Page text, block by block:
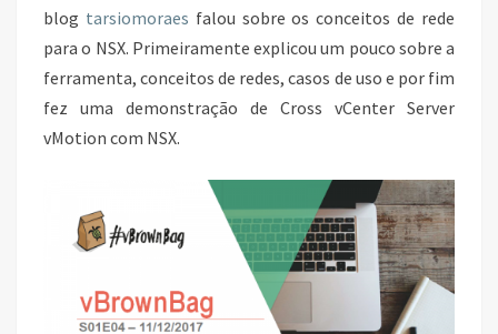
blog tarsiomoraes falou sobre os conceitos de rede
para o NSX. Primeiramente explicou um pouco sobre a
ferramenta, conceitos de redes, casos de uso e por fim
fez uma demonstração de Cross vCenter Server
vMotion com NSX.